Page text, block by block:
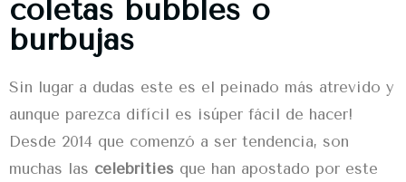
coletas bubbles o
burbujas
Sin lugar a dudas este es el peinado más atrevido y
aunque parezca difícil es ¡súper fácil de hacer!
Desde 2014 que comenzó a ser tendencia, son
muchas las celebrities que han apostado por este